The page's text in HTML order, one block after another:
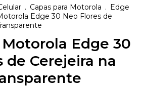
. Capas para Motorola . Edge
Edge 30 Neo Flores de
Edge 30
de Cerejeira na